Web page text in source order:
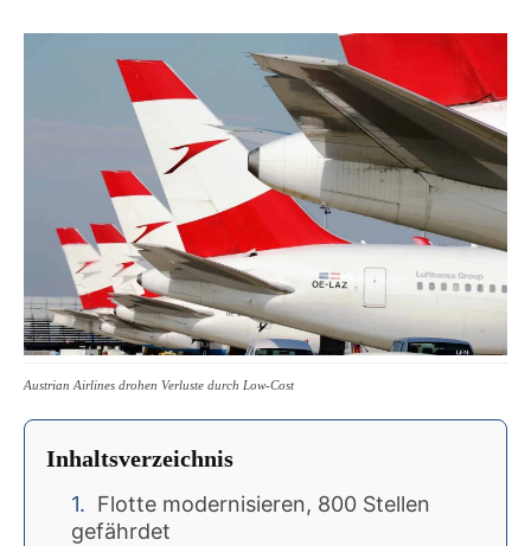
Austrian Airlines drohen Verluste durch Low-Cost
Inhaltsverzeichnis
Flotte modernisieren, 800 Stellen
gefährdet